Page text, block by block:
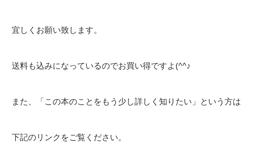
宜しくお願い致します。
送料も込みになっているのでお買い得ですよ(^^♪
また、「この本のことをもう少し詳しく知りたい」という方は
下記のリンクをご覧ください。